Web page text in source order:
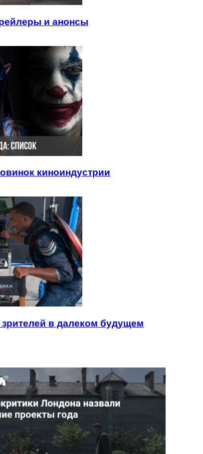
и анонсы
киноиндустрии
в далеком будущем